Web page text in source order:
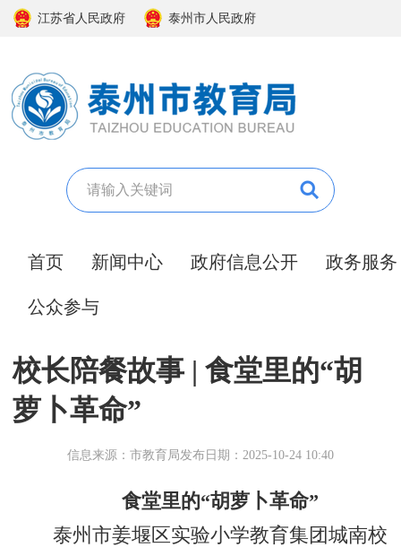
江苏省人民政府 泰州市人民政府
首页 新闻中心 政府信息公开 政务服务
公众参与
校长陪餐故事 | 食堂里的“胡
萝卜革命”
信息来源：市教育局发布日期：2025-10-24 10:40
食堂里的“胡萝卜革命”
泰州市姜堰区实验小学教育集团城南校